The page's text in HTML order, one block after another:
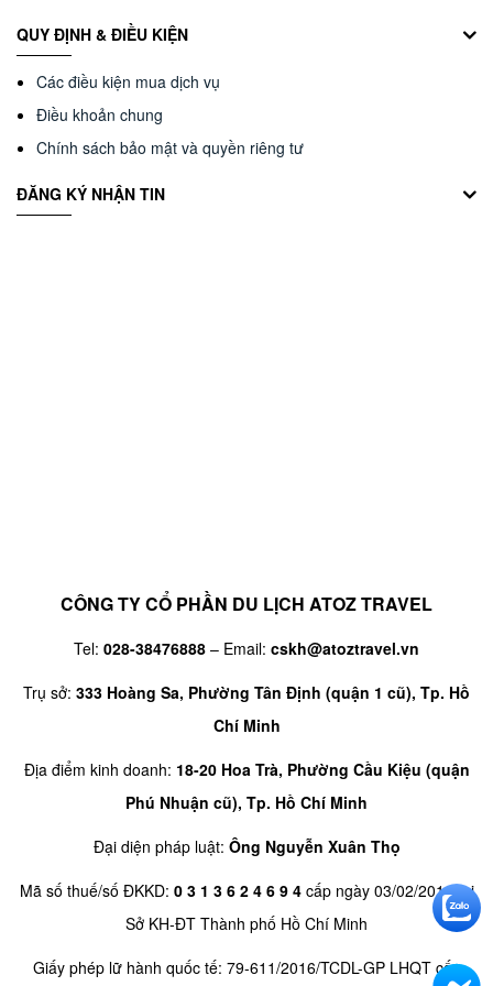
QUY ĐỊNH & ĐIỀU KIỆN
Các điều kiện mua dịch vụ
Điều khoản chung
Chính sách bảo mật và quyền riêng tư
ĐĂNG KÝ NHẬN TIN
CÔNG TY CỔ PHẦN DU LỊCH ATOZ TRAVEL
Tel: 028-38476888 – Email: cskh@atoztravel.vn
Trụ sở: 333 Hoàng Sa, Phường Tân Định (quận 1 cũ), Tp. Hồ
Chí Minh
Địa điểm kinh doanh: 18-20 Hoa Trà, Phường Cầu Kiệu (quận
Phú Nhuận cũ), Tp. Hồ Chí Minh
Đại diện pháp luật: Ông Nguyễn Xuân Thọ
Mã số thuế/số ĐKKD: 0 3 1 3 6 2 4 6 9 4cấp ngày 03/02/2016 tại
Sở KH-ĐT Thành phố Hồ Chí Minh
Giấy phép lữ hành quốc tế: 79-611/2016/TCDL-GP LHQT cấp